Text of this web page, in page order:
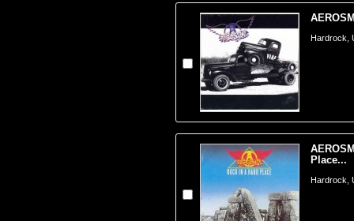
Hardrock,
Place...
Hardrock,